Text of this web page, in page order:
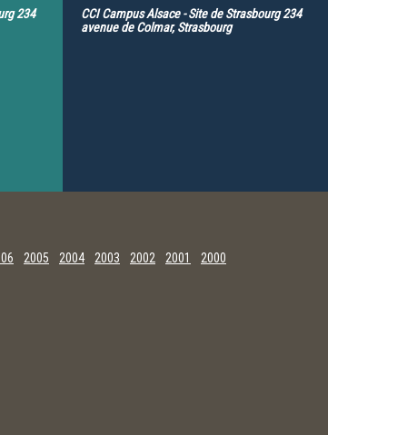
234
CCI Campus Alsace - Site de Strasbourg 234
avenue de Colmar, Strasbourg
2005 2004 2003 2002 2001
2000